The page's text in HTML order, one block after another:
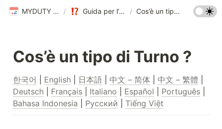
MYDUTY Help Center / Guida per l’utente MYDUTY / Cos’è un tipo di Turno ?
Cos’è un tipo di Turno ?
한국어 English 日本語 中文 – 简体 中文 – 繁體
Deutsch
Français Italiano Español Português
Bahasa Indonesia
Русский Tiếng Việt